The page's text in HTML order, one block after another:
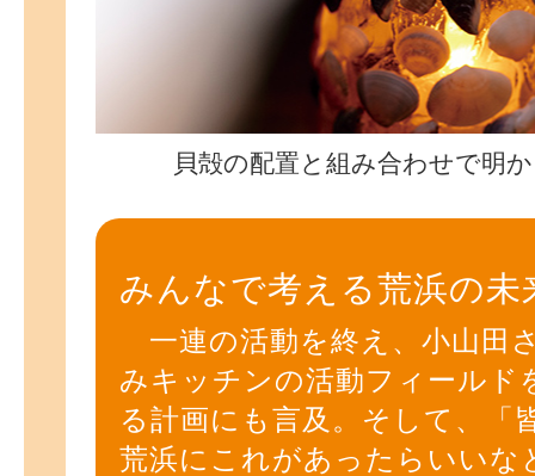
貝殻の配置と組み合わせで明
みんなで考える荒浜の未
一連の活動を終え、小山田
みキッチンの活動フィールド
る計画にも言及。そして、「
荒浜にこれがあったらいいな